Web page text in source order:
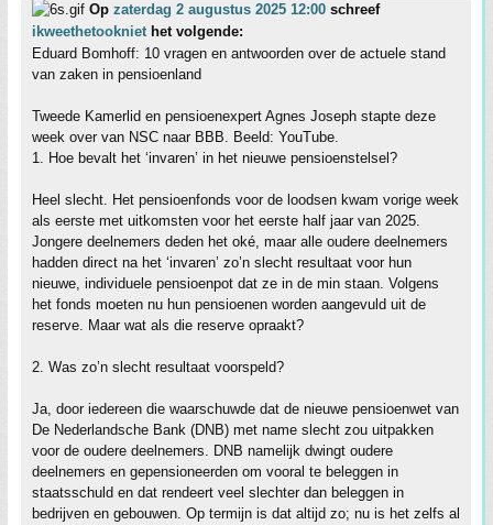
Op zaterdag 2 augustus 2025 12:00 schreef
ikweethetookniethet volgende:
Eduard Bomhoff: 10 vragen en antwoorden over de actuele stand
van zaken in pensioenland
Tweede Kamerlid en pensioenexpert Agnes Joseph stapte deze
week over van NSC naar BBB. Beeld: YouTube.
1. Hoe bevalt het ‘invaren’ in het nieuwe pensioenstelsel?
Heel slecht. Het pensioenfonds voor de loodsen kwam vorige week
als eerste met uitkomsten voor het eerste half jaar van 2025.
Jongere deelnemers deden het oké, maar alle oudere deelnemers
hadden direct na het ‘invaren’ zo’n slecht resultaat voor hun
nieuwe, individuele pensioenpot dat ze in de min staan. Volgens
het fonds moeten nu hun pensioenen worden aangevuld uit de
reserve. Maar wat als die reserve opraakt?
2. Was zo’n slecht resultaat voorspeld?
Ja, door iedereen die waarschuwde dat de nieuwe pensioenwet van
De Nederlandsche Bank (DNB) met name slecht zou uitpakken
voor de oudere deelnemers. DNB namelijk dwingt oudere
deelnemers en gepensioneerden om vooral te beleggen in
staatsschuld en dat rendeert veel slechter dan beleggen in
bedrijven en gebouwen. Op termijn is dat altijd zo; nu is het zelfs al